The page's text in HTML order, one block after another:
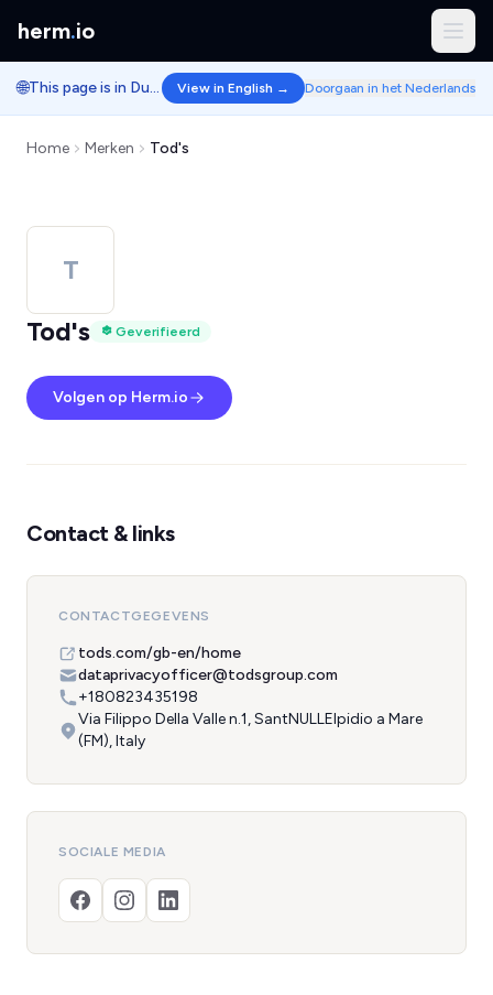
herm.io
🌐 This page is in Dutch. View in English → Doorgaan in het Nederlands
Home Merken Tod's
T
Tod's
Geverifieerd
Volgen op Herm.io
Contact & links
CONTACTGEGEVENS
tods.com/gb-en/home
dataprivacyofficer@todsgroup.com
+180823435198
Via Filippo Della Valle n.1, SantNULLElpidio a Mare
(FM), Italy
SOCIALE MEDIA